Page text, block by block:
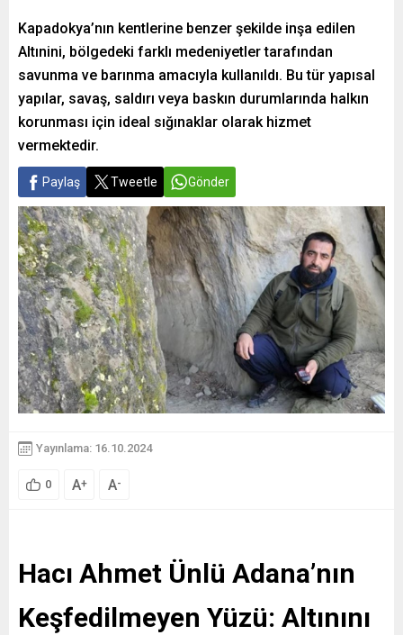
Kapadokya’nın kentlerine benzer şekilde inşa edilen
Altınini, bölgedeki farklı medeniyetler tarafından
savunma ve barınma amacıyla kullanıldı. Bu tür yapısal
yapılar, savaş, saldırı veya baskın durumlarında halkın
korunması için ideal sığınaklar olarak hizmet
vermektedir.
Paylaş Tweetle Gönder
Yayınlama: 16.10.2024
0 A+ A-
Hacı Ahmet Ünlü Adana’nın
Keşfedilmeyen Yüzü: Altınını